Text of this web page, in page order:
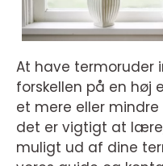
At have termoruder
forskellen på en høj
et mere eller
det er vigtigt at
muligt ud af dine